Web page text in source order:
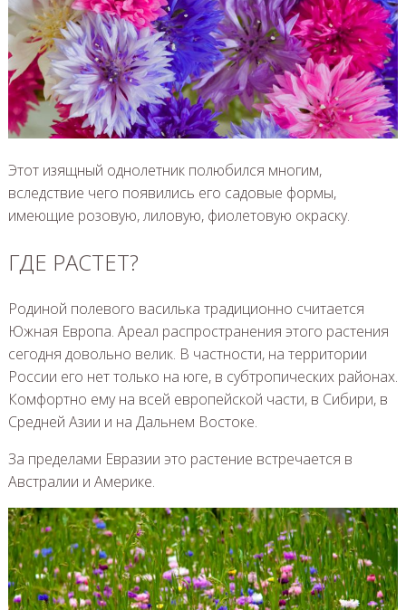
Этот изящный однолетник полюбился многим,
вследствие чего появились его садовые формы,
имеющие розовую, лиловую, фиолетовую окраску.
ГДЕ РАСТЕТ?
Родиной полевого василька традиционно считается
Южная Европа. Ареал распространения этого растения
сегодня довольно велик. В частности, на территории
России его нет только на юге, в субтропических районах.
Комфортно ему на всей европейской части, в Сибири, в
Средней Азии и на Дальнем Востоке.
За пределами Евразии это растение встречается в
Австралии и Америке.